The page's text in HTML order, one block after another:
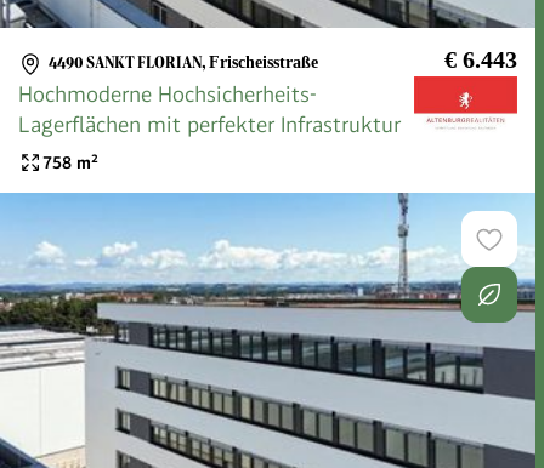
4490 SANKT FLORIAN, Frischeisstraße € 6.443
Hochmoderne Hochsicherheits-
Lagerflächen mit perfekter Infrastruktur
758 m²